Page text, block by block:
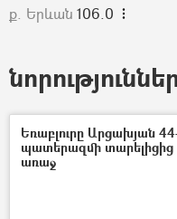
ք. Երևան 106.0
Եռաբլուրը Արցախյան
պատերազմի տարելիցից
առաջ